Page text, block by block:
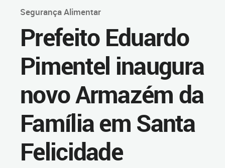
Segurança Alimentar
Prefeito Eduardo
Pimentel inaugura
novo Armazém da
Família em Santa
Felicidade